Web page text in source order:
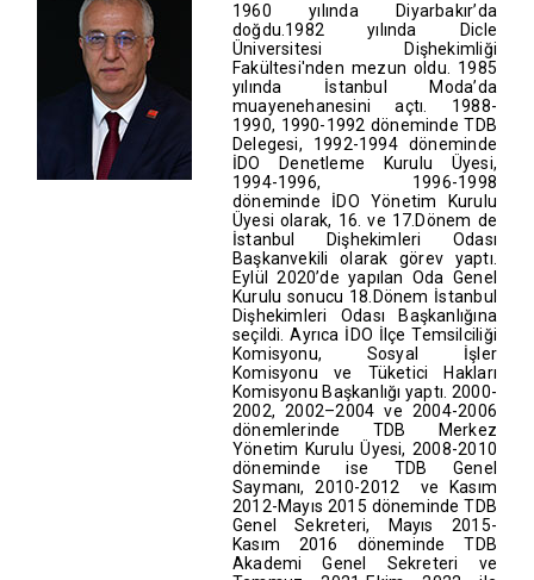
1960 yılında Diyarbakır’da
doğdu.1982 yılında Dicle
Üniversitesi Dişhekimliği
Fakültesi'nden mezun oldu. 1985
yılında İstanbul Moda’da
muayenehanesini açtı. 1988-
1990, 1990-1992 döneminde TDB
Delegesi, 1992-1994 döneminde
İDO Denetleme Kurulu Üyesi,
1994-1996, 1996-1998
döneminde İDO Yönetim Kurulu
Üyesi olarak, 16. ve 17.Dönem de
İstanbul Dişhekimleri Odası
Başkanvekili olarak görev yaptı.
Eylül 2020’de yapılan Oda Genel
Kurulu sonucu 18.Dönem İstanbul
Dişhekimleri Odası Başkanlığına
seçildi. Ayrıca İDO İlçe Temsilciliği
Komisyonu, Sosyal İşler
Komisyonu ve Tüketici Hakları
Komisyonu Başkanlığı yaptı. 2000-
2002, 2002–2004 ve 2004-2006
dönemlerinde TDB Merkez
Yönetim Kurulu Üyesi, 2008-2010
döneminde ise TDB Genel
Saymanı, 2010-2012 ve Kasım
2012-Mayıs 2015 döneminde TDB
Genel Sekreteri, Mayıs 2015-
Kasım 2016 döneminde TDB
Akademi Genel Sekreteri ve